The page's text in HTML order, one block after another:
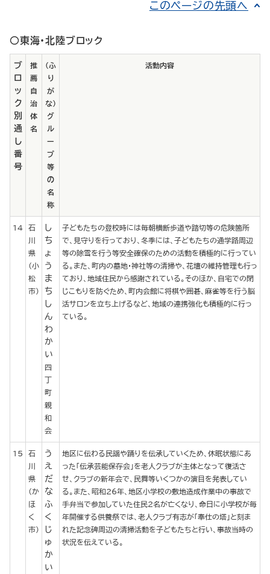
このページの先頭へ
○東海・北陸ブロック
ブ
ロ
ッ
ク
別
通
し
番
号
推
薦
自
治
体
名
（ふ
り
が
な）
グ
ル
ー
プ
等
の
名
称
活動内容
14
石
川
県
（小
松
市）
し
ち
ょ
う
ま
ち
し
ん
わ
か
い
四
丁
町
親
和
会
子どもたちの登校時には毎朝横断歩道や踏切等の危険箇所
で、見守りを行っており、冬季には、子どもたちの通学路周辺
等の除雪を行う等安全確保のための活動を積極的に行ってい
る。また、町内の墓地・神社等の清掃や、花壇の維持管理も行っ
ており、地域住民から感謝されている。そのほか、自宅での閉
じこもりを防ぐため、町内会館に将棋や囲碁、麻雀等を行う脳
活サロンを立ち上げるなど、地域の連携強化も積極的に行っ
ている。
15
石
川
県
（か
ほ
く
市）
う
え
だ
な
ふ
く
じ
ゅ
か
い
地区に伝わる民謡や踊りを伝承していくため、休眠状態にあ
った「伝承芸能保存会」を老人クラブが主体となって復活さ
せ、クラブの新年会で、民舞等いくつかの演目を発表してい
る。また、昭和26年、地区小学校の敷地造成作業中の事故で
手弁当で参加していた住民2名が亡くなり、命日に小学校が毎
年開催する供養祭では、老人クラブ有志が「奉仕の塔」と刻ま
れた記念碑周辺の清掃活動を子どもたちと行い、事故当時の
状況を伝えている。